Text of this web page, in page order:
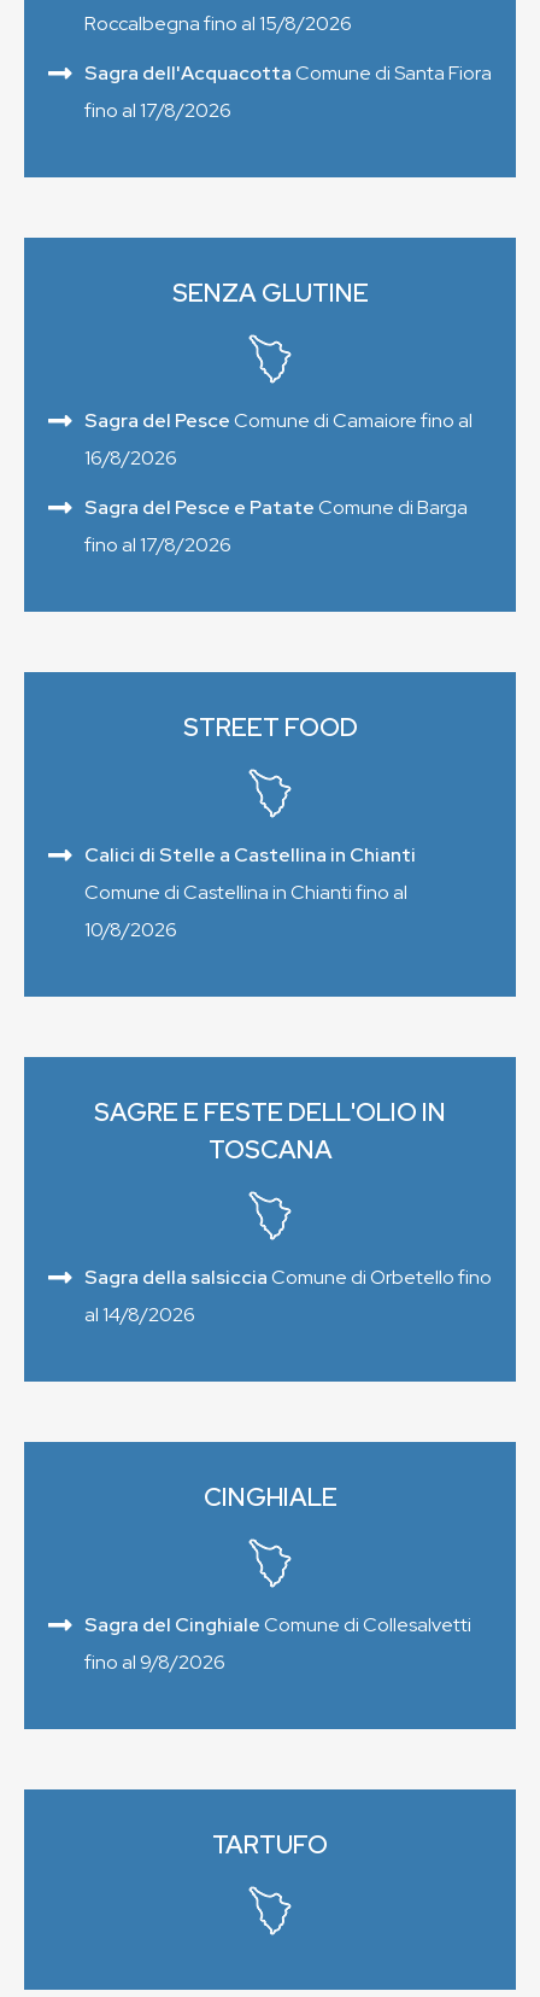
Roccalbegna fino al 15/8/2026
Sagra dell'AcquacottaComune di Santa Fiora
fino al 17/8/2026
SENZA GLUTINE
Sagra del PesceComune di Camaiore fino al
16/8/2026
Sagra del Pesce e PatateComune di Barga
fino al 17/8/2026
STREET FOOD
Calici di Stelle a Castellina in Chianti
Comune di Castellina in Chianti fino al
10/8/2026
SAGRE E FESTE DELL'OLIO IN
TOSCANA
Sagra della salsicciaComune di Orbetello fino
al 14/8/2026
CINGHIALE
Sagra del CinghialeComune di Collesalvetti
fino al 9/8/2026
TARTUFO